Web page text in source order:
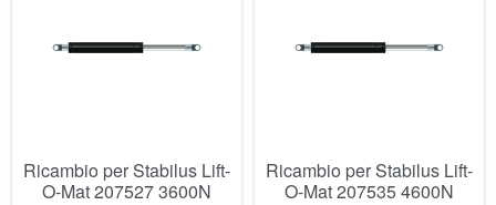
Ricambio per Stabilus Lift-
O-Mat 207527 3600N
Ricambio per Stabilus Lift-
O-Mat 207535 4600N